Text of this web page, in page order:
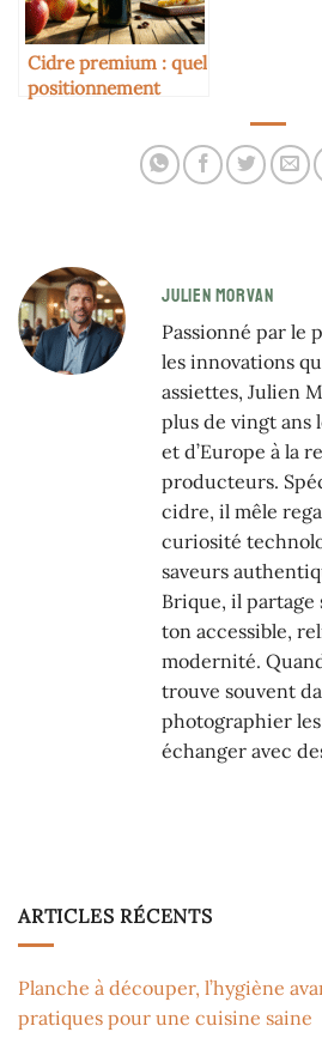
Cidre premium : quel
positionnement
JULIEN MORVAN
Passionné par le
les innovations
assiettes, Julien
plus de vingt ans
et d’Europe à la
producteurs.
cidre, il mêle
curiosité
saveurs
Brique, il partage
ton accessible,
modernité.
trouve souvent
photographier
échanger avec
ARTICLES RÉCENTS
Planche à découper, l’hygiène
pratiques pour une cuisine saine